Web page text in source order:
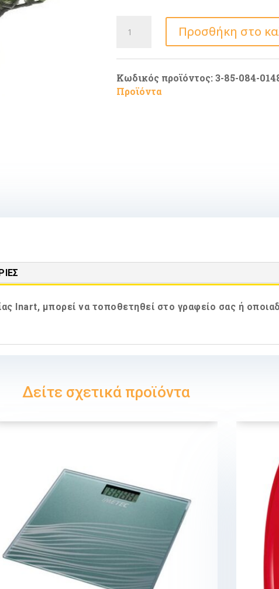
Τεχνητό
σε
Γλαστράκι
14cm
Προσθήκη στο
Κωδικός προϊόντος:3-85-084-
Προϊόντα
Inart, μπορεί να τοποθετηθεί στο γραφείο σας ή
Δείτε σχετικά προϊόντα